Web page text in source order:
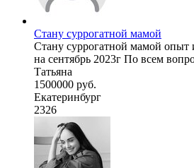
Стану суррогатной мамой
Стану суррогатной мамой
на сентябрь 2023г По всем
Татьяна
1500000 руб.
Екатеринбург
2326